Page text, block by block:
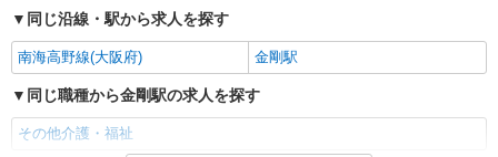
同じ沿線・駅から求人を探す
南海高野線(大阪府) 金剛駅
同じ職種から金剛駅の求人を探す
その他介護・福祉